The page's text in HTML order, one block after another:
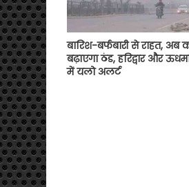
बारिश-बर्फबारी से राहत, अब
बढ़ाएगा ठंड, हरिद्वार और
में यलो अलर्ट